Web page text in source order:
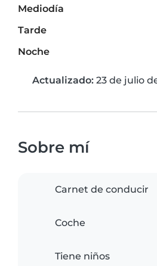
Mediodía
Tarde
Noche
Actualizado: 23 de julio
Sobre mí
Carnet de conducir
Coche
Tiene niños